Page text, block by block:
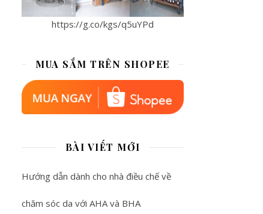
https://g.co/kgs/q5uYPd
MUA SẮM TRÊN SHOPEE
BÀI VIẾT MỚI
Hướng dẫn dành cho nhà điều chế về
chăm sóc da với AHA và BHA